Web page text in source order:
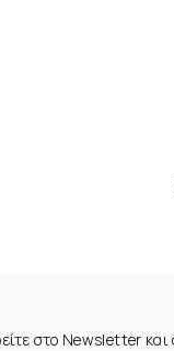
στο Newsletter